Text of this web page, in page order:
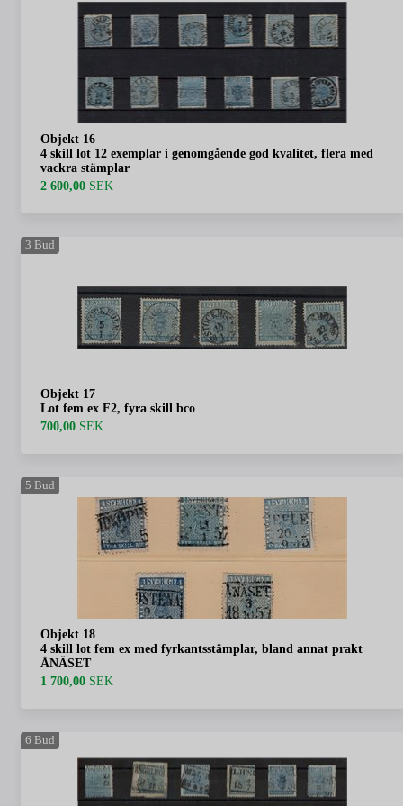
Objekt 16
4 skill lot 12 exemplar i genomgående god kvalitet, flera med
vackra stämplar
2 600,00 SEK
3 Bud
Objekt 17
Lot fem ex F2, fyra skill bco
700,00 SEK
5 Bud
Objekt 18
4 skill lot fem ex med fyrkantsstämplar, bland annat prakt
ÅNÄSET
1 700,00 SEK
6 Bud